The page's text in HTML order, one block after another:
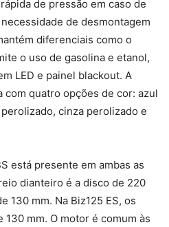
de pressão em caso de
de desmontagem
diferenciais como o
o uso de gasolina e etanol,
LED e painel blackout. A
com quatro opções de cor: azul
cinza perolizado e
está presente em ambas as
dianteiro é a disco de 220
130 mm. Na Biz125 ES, os
mm. O motor é comum às